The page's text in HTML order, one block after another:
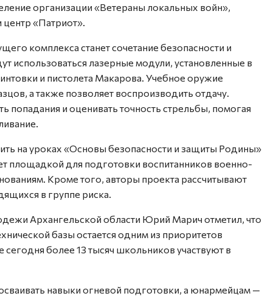
организации «Ветераны локальных войн»,
«Патриот».
комплекса станет сочетание безопасности и
использоваться лазерные модули, установленные в
и пистолета Макарова. Учебное оружие
а также позволяет воспроизводить отдачу.
попадания и оценивать точность стрельбы, помогая
на уроках «Основы безопасности и защиты Родины»
площадкой для подготовки воспитанников военно-
Кроме того, авторы проекта рассчитывают
в группе риска.
Архангельской области Юрий Марич отметил, что
базы остается одним из приоритетов
сегодня более 13 тысяч школьников участвуют в
навыки огневой подготовки, а юнармейцам —